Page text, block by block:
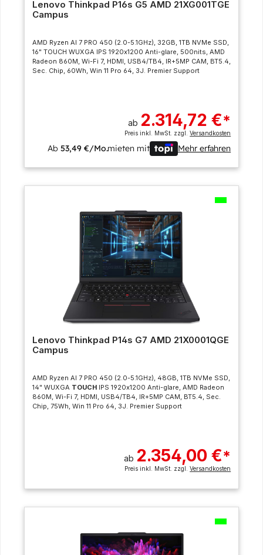
Lenovo Thinkpad P16s G5 AMD 21XG001TGE
Campus
AMD Ryzen AI 7 PRO 450 (2.0-5.1GHz), 32GB, 1TB NVMe SSD,
16" TOUCH WUXGA IPS 1920x1200 Anti-glare, 500nits, AMD
Radeon 860M, Wi-Fi 7, HDMI, USB4/TB4, IR+5MP CAM, BT5.4,
Sec. Chip, 60Wh, Win 11 Pro 64, 3J. Premier Support
ab 2.314,72 €*
Preis inkl. MwSt. zzgl.Versandkosten
Ab53,49 €/Mo.mieten mit Mehr erfahren
Lenovo Thinkpad P14s G7 AMD 21X0001QGE
Campus
AMD Ryzen AI 7 PRO 450 (2.0-5.1GHz), 48GB, 1TB NVMe SSD,
14" WUXGA TOUCH IPS 1920x1200 Anti-glare, AMD Radeon
860M, Wi-Fi 7, HDMI, USB4/TB4, IR+5MP CAM, BT5.4, Sec.
Chip, 75Wh, Win 11 Pro 64, 3J. Premier Support
ab 2.354,00 €*
Preis inkl. MwSt. zzgl.Versandkosten